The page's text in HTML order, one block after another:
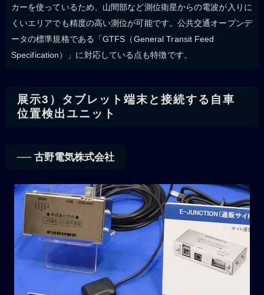
カーを使っているため、山間部など測位衛星からの電波が入りに
くいエリアでも精度の高い測位が可能です。公共交通オープンデ
ータの標準規格である「GTFS（General Transit Feed
Specification）」に対応している点も特徴です。
展示3）タブレット端末と接続する自車
位置検出ユニット
── 古野電気株式会社